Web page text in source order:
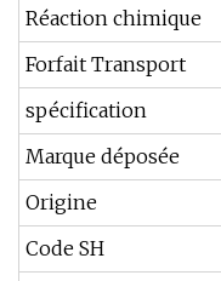
Réaction chimique
Forfait Transport
spécification
Marque déposée
Origine
Code SH